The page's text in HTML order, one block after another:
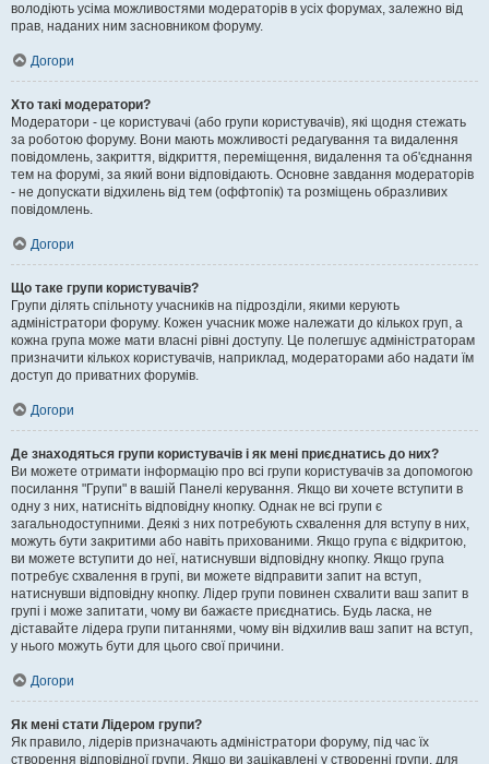
володіють усіма можливостями модераторів в усіх форумах, залежно від
прав, наданих ним засновником форуму.
Догори
Хто такі модератори?
Модератори - це користувачі (або групи користувачів), які щодня стежать
за роботою форуму. Вони мають можливості редагування та видалення
повідомлень, закриття, відкриття, переміщення, видалення та об'єднання
тем на форумі, за який вони відповідають. Основне завдання модераторів
- не допускати відхилень від тем (оффтопік) та розміщень образливих
повідомлень.
Догори
Що таке групи користувачів?
Групи ділять спільноту учасників на підрозділи, якими керують
адміністратори форуму. Кожен учасник може належати до кількох груп, а
кожна група може мати власні рівні доступу. Це полегшує адміністраторам
призначити кількох користувачів, наприклад, модераторами або надати їм
доступ до приватних форумів.
Догори
Де знаходяться групи користувачів і як мені приєднатись до них?
Ви можете отримати інформацію про всі групи користувачів за допомогою
посилання "Групи" в вашій Панелі керування. Якщо ви хочете вступити в
одну з них, натисніть відповідну кнопку. Однак не всі групи є
загальнодоступними. Деякі з них потребують схвалення для вступу в них,
можуть бути закритими або навіть прихованими. Якщо група є відкритою,
ви можете вступити до неї, натиснувши відповідну кнопку. Якщо група
потребує схвалення в групі, ви можете відправити запит на вступ,
натиснувши відповідну кнопку. Лідер групи повинен схвалити ваш запит в
групі і може запитати, чому ви бажаєте приєднатись. Будь ласка, не
діставайте лідера групи питаннями, чому він відхилив ваш запит на вступ,
у нього можуть бути для цього свої причини.
Догори
Як мені стати Лідером групи?
Як правило, лідерів призначають адміністратори форуму, під час їх
створення відповідної групи. Якщо ви зацікавлені у створенні групи, для